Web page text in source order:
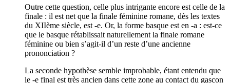
Outre cette question, celle plus intrigante encore est celle de la
finale : il est net que la finale féminine romane, dès les textes
du XIIème siècle, est -e. Or, la forme basque est en -a : est-ce
que le basque rétablissait naturellement la finale romane
féminine ou bien s’agit-il d’un reste d’une ancienne
prononciation ?
La seconde hypothèse semble improbable, étant entendu que
le -e final est très ancien dans cette zone au contact du gascon